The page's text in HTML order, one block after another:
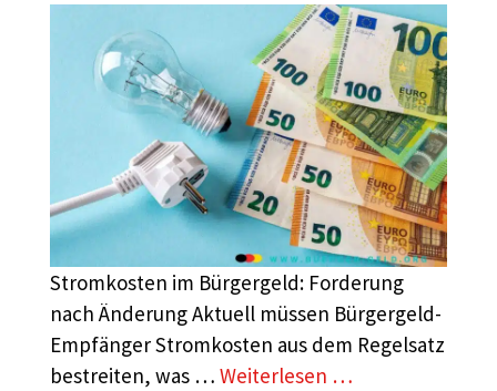
Stromkosten im Bürgergeld: Forderung
nach Änderung Aktuell müssen Bürgergeld-
Empfänger Stromkosten aus dem Regelsatz
bestreiten, was … Weiterlesen …